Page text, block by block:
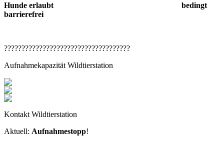
Hunde erlaubt bedingt
barrierefrei
????????????????????????????????????
Aufnahmekapazität Wildtierstation
Kontakt Wildtierstation
Aktuell: Aufnahmestopp!